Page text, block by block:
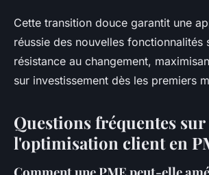
Cette transition douce garantit une
réussie des nouvelles fonctionnalités
résistance au changement,
sur investissement dès les premiers
Questions fréquentes sur
l'optimisation client en